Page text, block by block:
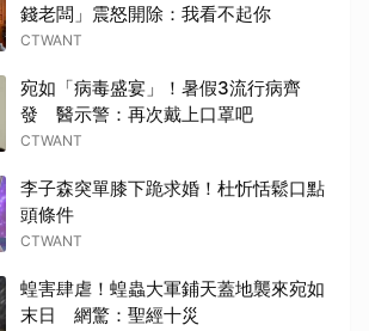
錢老闆」震怒開除：我看不起你
CTWANT
宛如「病毒盛宴」！暑假3流行病齊
發 醫示警：再次戴上口罩吧
CTWANT
李子森突單膝下跪求婚！杜忻恬鬆口點
頭條件
CTWANT
蝗害肆虐！蝗蟲大軍鋪天蓋地襲來宛如
末日 網驚：聖經十災